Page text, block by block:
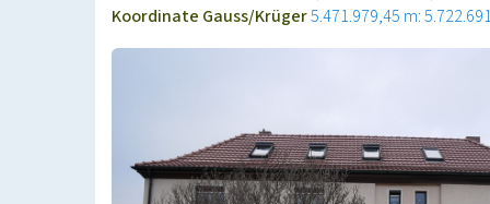
Koordinate Gauss/Krüger5.471.979,45 m: